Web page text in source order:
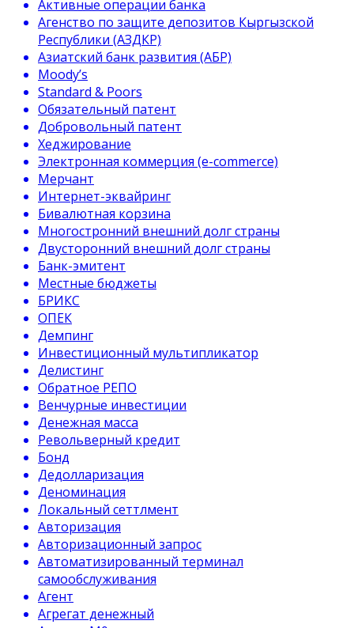
Активные операции банка
Агенство по защите депозитов Кыргызской
Республики (АЗДКР)
Азиатский банк развития (АБР)
Moody’s
Standard & Poors
Обязательный патент
Добровольный патент
Хеджирование
Электронная коммерция (e-commerce)
Мерчант
Интернет-эквайринг
Бивалютная корзина
Многостронний внешний долг страны
Двусторонний внешний долг страны
Банк-эмитент
Местные бюджеты
БРИКС
ОПЕК
Демпинг
Инвестиционный мультипликатор
Делистинг
Обратное РЕПО
Венчурные инвестиции
Денежная масса
Револьверный кредит
Бонд
Дедолларизация
Деноминация
Локальный сеттлмент
Авторизация
Авторизационный запрос
Автоматизированный терминал
самообслуживания
Агент
Агрегат денежный